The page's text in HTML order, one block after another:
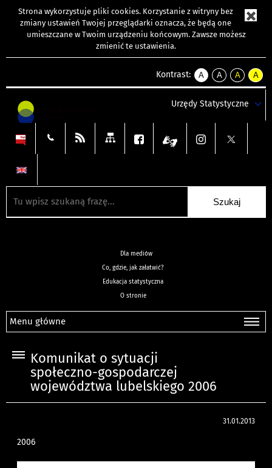
Strona wykorzystuje pliki cookies. Korzystanie z witryny bez
zmiany ustawień Twojej przeglądarki oznacza, że będą one
umieszczane w Twoim urządzeniu końcowym. Zawsze możesz
zmienić te ustawienia.
Kontrast:
A
kontrast
A
kontrast
tekst
czarnym
A
kontrast
tekst
czarnym
A
tekst
żółtym
Urzędy Statystyczne
Dla mediów
Co, gdzie, jak załatwić?
Edukacja statystyczna
O stronie
Menu główne
Komunikat o sytuacji
społeczno-gospodarczej
województwa lubelskiego 2006
31.01.2013
2006